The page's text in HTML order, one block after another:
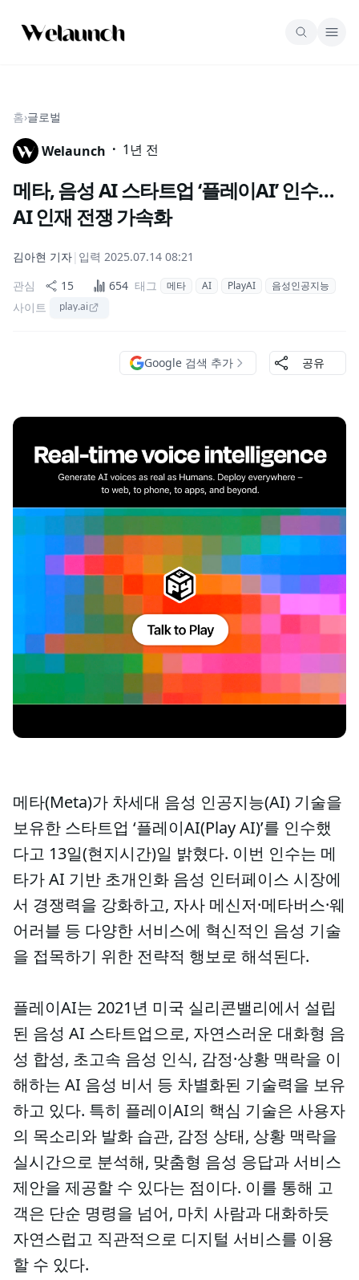
홈›글로벌
Welaunch · 1년 전
메타, 음성 AI 스타트업 ‘플레이AI’ 인수…
AI 인재 전쟁 가속화
김아현 기자| 입력 2025.07.14 08:21
관심
15 654 태그 메타 AI PlayAI 음성인공지능
사이트 play.ai
Google 검색 추가 공유
메타(Meta)가 차세대 음성 인공지능(AI) 기술을
보유한 스타트업 ‘플레이AI(Play AI)’를 인수했
다고 13일(현지시간)일 밝혔다. 이번 인수는 메
타가 AI 기반 초개인화 음성 인터페이스 시장에
서 경쟁력을 강화하고, 자사 메신저·메타버스·웨
어러블 등 다양한 서비스에 혁신적인 음성 기술
을 접목하기 위한 전략적 행보로 해석된다.
플레이AI는 2021년 미국 실리콘밸리에서 설립
된 음성 AI 스타트업으로, 자연스러운 대화형 음
성 합성, 초고속 음성 인식, 감정·상황 맥락을 이
해하는 AI 음성 비서 등 차별화된 기술력을 보유
하고 있다. 특히 플레이AI의 핵심 기술은 사용자
의 목소리와 발화 습관, 감정 상태, 상황 맥락을
실시간으로 분석해, 맞춤형 음성 응답과 서비스
제안을 제공할 수 있다는 점이다. 이를 통해 고
객은 단순 명령을 넘어, 마치 사람과 대화하듯
자연스럽고 직관적으로 디지털 서비스를 이용
할 수 있다.